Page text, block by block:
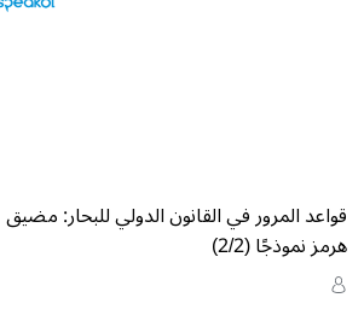
قواعد المرور في القانون الدولي للبحار: مضيق
هرمز نموذجًا (2/2)